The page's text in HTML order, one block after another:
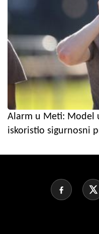
Alarm u Meti: Model
iskoristio sigurnosni